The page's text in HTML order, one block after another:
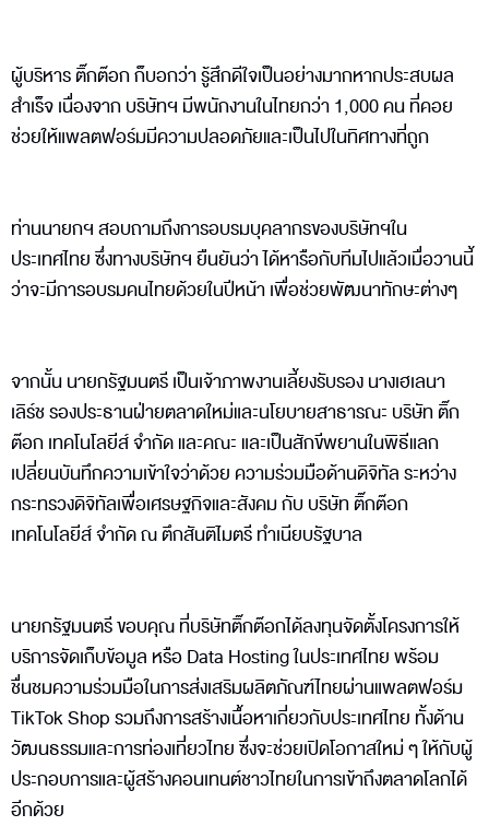
ผู้บริหาร ติ๊กต๊อก ก็บอกว่า รู้สึกดีใจเป็นอย่างมากหากประสบผล
สำเร็จ เนื่องจาก บริษัทฯ มีพนักงานในไทยกว่า 1,000 คน ที่คอย
ช่วยให้แพลตฟอร์มมีความปลอดภัยและเป็นไปในทิศทางที่ถูก
ท่านนายกฯ สอบถามถึงการอบรมบุคลากรของบริษัทฯใน
ประเทศไทย ซึ่งทางบริษัทฯ ยืนยันว่า ได้หารือกับทีมไปแล้วเมื่อวานนี้
ว่าจะมีการอบรมคนไทยด้วยในปีหน้า เพื่อช่วยพัฒนาทักษะต่างๆ
จากนั้น นายกรัฐมนตรี เป็นเจ้าภาพงานเลี้ยงรับรอง นางเฮเลนา
เลิร์ช รองประธานฝ่ายตลาดใหม่และนโยบายสาธารณะ บริษัท ติ๊ก
ต๊อก เทคโนโลยีส์ จำกัด และคณะ และเป็นสักขีพยานในพิธีแลก
เปลี่ยนบันทึกความเข้าใจว่าด้วย ความร่วมมือด้านดิจิทัล ระหว่าง
กระทรวงดิจิทัลเพื่อเศรษฐกิจและสังคม กับ บริษัท ติ๊กต๊อก
เทคโนโลยีส์ จำกัด ณ ตึกสันติไมตรี ทำเนียบรัฐบาล
นายกรัฐมนตรี ขอบคุณ ที่บริษัทติ๊กต๊อกได้ลงทุนจัดตั้งโครงการให้
บริการจัดเก็บข้อมูล หรือ Data Hosting ในประเทศไทย พร้อม
ชื่นชมความร่วมมือในการส่งเสริมผลิตภัณฑ์ไทยผ่านแพลตฟอร์ม
TikTok Shop รวมถึงการสร้างเนื้อหาเกี่ยวกับประเทศไทย ทั้งด้าน
วัฒนธรรมและการท่องเที่ยวไทย ซึ่งจะช่วยเปิดโอกาสใหม่ ๆ ให้กับผู้
ประกอบการและผู้สร้างคอนเทนต์ชาวไทยในการเข้าถึงตลาดโลกได้
อีกด้วย